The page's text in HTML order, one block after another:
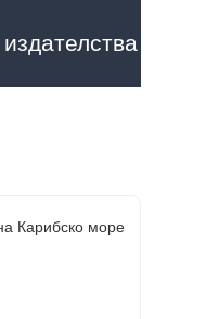
Карибско море